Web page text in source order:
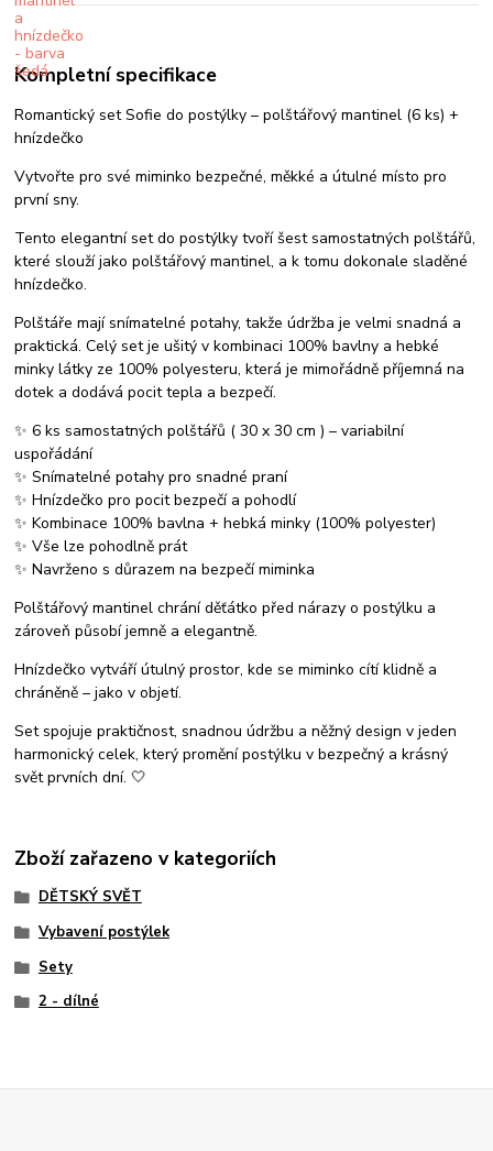
Kompletní specifikace
Romantický set Sofie do postýlky – polštářový mantinel (6 ks) +
hnízdečko
Vytvořte pro své miminko bezpečné, měkké a útulné místo pro
první sny.
Tento elegantní set do postýlky tvoří šest samostatných polštářů,
které slouží jako polštářový mantinel, a k tomu dokonale sladěné
hnízdečko.
Polštáře mají snímatelné potahy, takže údržba je velmi snadná a
praktická. Celý set je ušitý v kombinaci 100% bavlny a hebké
minky látky ze 100% polyesteru, která je mimořádně příjemná na
dotek a dodává pocit tepla a bezpečí.
✨ 6 ks samostatných polštářů ( 30 x 30 cm ) – variabilní
uspořádání
✨ Snímatelné potahy pro snadné praní
✨ Hnízdečko pro pocit bezpečí a pohodlí
✨ Kombinace 100% bavlna + hebká minky (100% polyester)
✨ Vše lze pohodlně prát
✨ Navrženo s důrazem na bezpečí miminka
Polštářový mantinel chrání děťátko před nárazy o postýlku a
zároveň působí jemně a elegantně.
Hnízdečko vytváří útulný prostor, kde se miminko cítí klidně a
chráněně – jako v objetí.
Set spojuje praktičnost, snadnou údržbu a něžný design v jeden
harmonický celek, který promění postýlku v bezpečný a krásný
svět prvních dní. 🤍
Zboží zařazeno v kategoriích
DĚTSKÝ SVĚT
Vybavení postýlek
Sety
2 - dílné